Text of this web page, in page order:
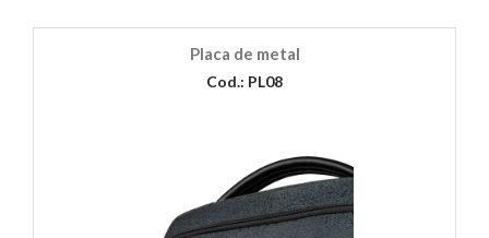
Placa de metal
Cod.: PL08